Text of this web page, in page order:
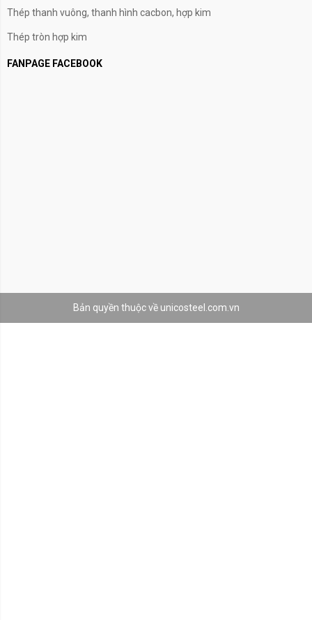
Thép thanh vuông, thanh hình cacbon, hợp kim
Thép tròn hợp kim
FANPAGE FACEBOOK
Bản quyền thuộc về unicosteel.com.vn